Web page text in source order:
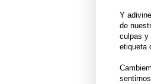
Y
de
culpas y
etiqueta